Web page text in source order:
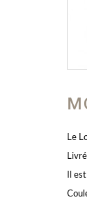
Le
Il